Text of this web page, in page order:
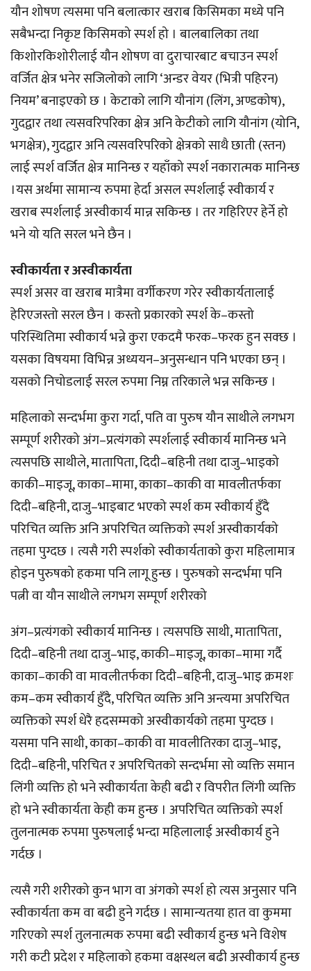
यौन शोषण त्यसमा पनि बलात्कार खराब किसिमका मध्ये पनि
सबैभन्दा निकृष्ट किसिमको स्पर्श हो । बालबालिका तथा
किशोरकिशोरीलाई यौन शोषण वा दुराचारबाट बचाउन स्पर्श
वर्जित क्षेत्र भनेर सजिलोको लागि ‘अन्डर वेयर (भित्री पहिरन)
नियम’ बनाइएको छ । केटाको लागि यौनांग (लिंग, अण्डकोष),
गुदद्वार तथा त्यसवरिपरिका क्षेत्र अनि केटीको लागि यौनांग (योनि,
भगक्षेत्र), गुदद्वार अनि त्यसवरिपरिको क्षेत्रको साथै छाती (स्तन)
लाई स्पर्श वर्जित क्षेत्र मानिन्छ र यहाँको स्पर्श नकारात्मक मानिन्छ
।यस अर्थमा सामान्य रुपमा हेर्दा असल स्पर्शलाई स्वीकार्य र
खराब स्पर्शलाई अस्वीकार्य मान्न सकिन्छ । तर गहिरिएर हेर्ने हो
भने यो यति सरल भने छैन ।
स्वीकार्यता र अस्वीकार्यता
स्पर्श असर वा खराब मात्रैमा वर्गीकरण गरेर स्वीकार्यतालाई
हेरिएजस्तो सरल छैन । कस्तो प्रकारको स्पर्श के–कस्तो
परिस्थितिमा स्वीकार्य भन्ने कुरा एकदमै फरक–फरक हुन सक्छ ।
यसका विषयमा विभिन्न अध्ययन–अनुसन्धान पनि भएका छन् ।
यसको निचोडलाई सरल रुपमा निम्न तरिकाले भन्न सकिन्छ ।
महिलाको सन्दर्भमा कुरा गर्दा, पति वा पुरुष यौन साथीले लगभग
सम्पूर्ण शरीरको अंग–प्रत्यंगको स्पर्शलाई स्वीकार्य मानिन्छ भने
त्यसपछि साथीले, मातापिता, दिदी–बहिनी तथा दाजु–भाइको
काकी–माइजू, काका–मामा, काका–काकी वा मावलीतर्फका
दिदी–बहिनी, दाजु–भाइबाट भएको स्पर्श कम स्वीकार्य हुँदै
परिचित व्यक्ति अनि अपरिचित व्यक्तिको स्पर्श अस्वीकार्यको
तहमा पुग्दछ । त्यसै गरी स्पर्शको स्वीकार्यताको कुरा महिलामात्र
होइन पुरुषको हकमा पनि लागू हुन्छ । पुरुषको सन्दर्भमा पनि
पत्नी वा यौन साथीले लगभग सम्पूर्ण शरीरको
अंग–प्रत्यंगको स्वीकार्य मानिन्छ । त्यसपछि साथी, मातापिता,
दिदी–बहिनी तथा दाजु–भाइ, काकी–माइजू, काका–मामा गर्दै
काका–काकी वा मावलीतर्फका दिदी–बहिनी, दाजु–भाइ क्रमशः
कम–कम स्वीकार्य हुँदै, परिचित व्यक्ति अनि अन्त्यमा अपरिचित
व्यक्तिको स्पर्श धेरै हदसम्मको अस्वीकार्यको तहमा पुग्दछ ।
यसमा पनि साथी, काका–काकी वा मावलीतिरका दाजु–भाइ,
दिदी–बहिनी, परिचित र अपरिचितको सन्दर्भमा सो व्यक्ति समान
लिंगी व्यक्ति हो भने स्वीकार्यता केही बढी र विपरीत लिंगी व्यक्ति
हो भने स्वीकार्यता केही कम हुन्छ । अपरिचित व्यक्तिको स्पर्श
तुलनात्मक रुपमा पुरुषलाई भन्दा महिलालाई अस्वीकार्य हुने
गर्दछ ।
त्यसै गरी शरीरको कुन भाग वा अंगको स्पर्श हो त्यस अनुसार पनि
स्वीकार्यता कम वा बढी हुने गर्दछ । सामान्यतया हात वा कुममा
गरिएको स्पर्श तुलनात्मक रुपमा बढी स्वीकार्य हुन्छ भने विशेष
गरी कटी प्रदेश र महिलाको हकमा वक्षस्थल बढी अस्वीकार्य हुन्छ